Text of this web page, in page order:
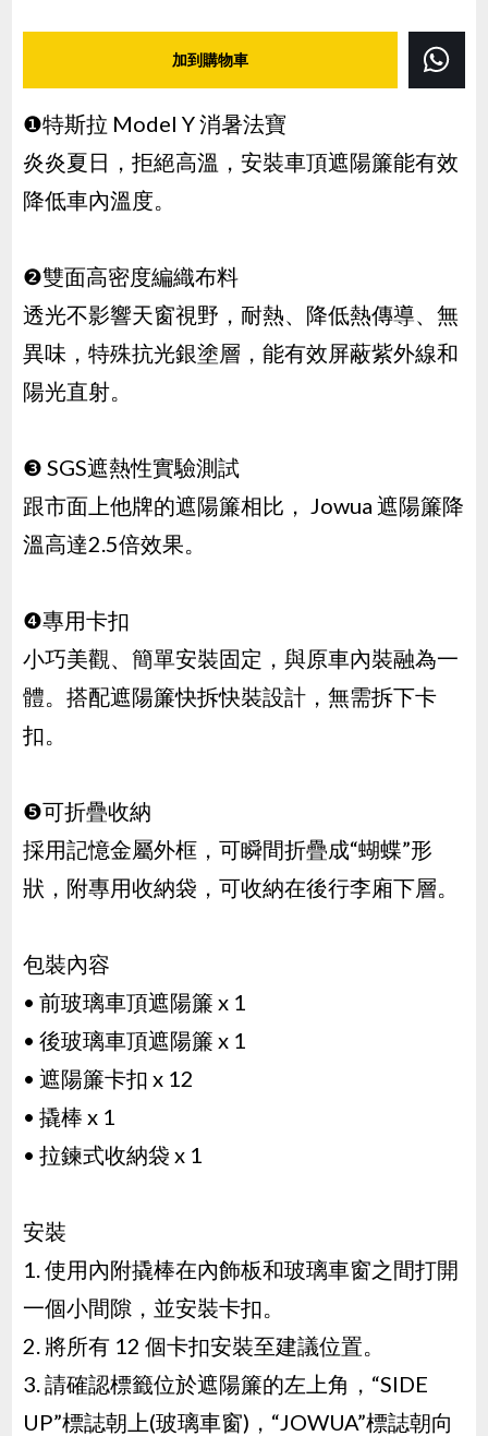
加到購物車
❶特斯拉 Model Y 消暑法寶
炎炎夏日，拒絕高溫，安裝車頂遮陽簾能有效
降低車內溫度。
❷雙面高密度編織布料
透光不影響天窗視野，耐熱、降低熱傳導、無
異味，特殊抗光銀塗層，能有效屏蔽紫外線和
陽光直射。
❸ SGS遮熱性實驗測試
跟市面上他牌的遮陽簾相比， Jowua 遮陽簾降
溫高達2.5倍效果。
❹專用卡扣
小巧美觀、簡單安裝固定，與原車內裝融為一
體。搭配遮陽簾快拆快裝設計，無需拆下卡
扣。
❺可折疊收納
採用記憶金屬外框，可瞬間折疊成“蝴蝶”形
狀，附專用收納袋，可收納在後行李廂下層。
包裝內容
• 前玻璃車頂遮陽簾 x 1
• 後玻璃車頂遮陽簾 x 1
• 遮陽簾卡扣 x 12
• 撬棒 x 1
• 拉鍊式收納袋 x 1
安裝
1. 使用內附撬棒在內飾板和玻璃車窗之間打開
一個小間隙，並安裝卡扣。
2. 將所有 12 個卡扣安裝至建議位置。
3. 請確認標籤位於遮陽簾的左上角，“SIDE
UP”標誌朝上(玻璃車窗)，“JOWUA”標誌朝向